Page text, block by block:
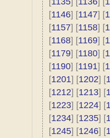
[1146] [1147] [
[1157] [1158] [
[1168] [1169] [
[1179] [1180] [
[1190] [1191] [
[1201] [1202] [
[1212] [1213] [
[1223] [1224] [
[1234] [1235] [
[1245] [1246] [